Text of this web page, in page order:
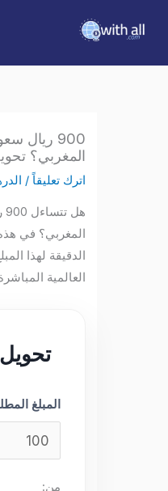
900 ريال
المغربي؟ تحويل
اترك تعليقاً /الدرهم
هل
المغربي؟ في هذه
الدقيقة لهذا المبلغ
العالمية المباشرة.
تحويل USD إلى MAD
المبلغ المطلوب: